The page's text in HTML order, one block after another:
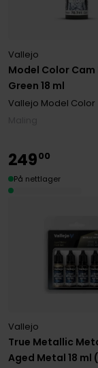
Model Color Cam
Green 18 ml
Vallejo
Vallejo Model Color
True Metallic
Aged Metal 18 ml
Vallejo
24900
På nettlager